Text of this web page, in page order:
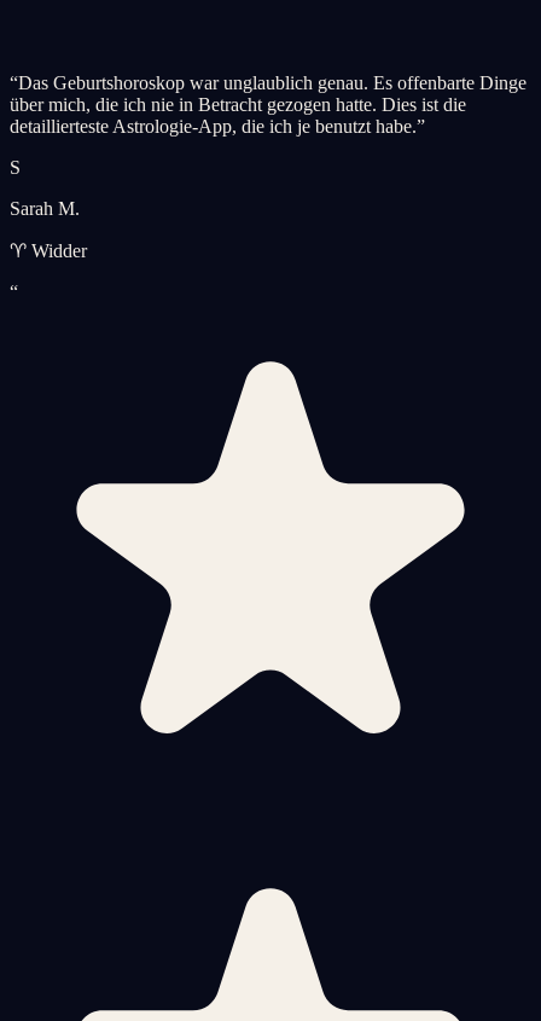
“Das Geburtshoroskop war unglaublich genau. Es offenbarte Dinge
über mich, die ich nie in Betracht gezogen hatte. Dies ist die
detaillierteste Astrologie-App, die ich je benutzt habe.”
S
Sarah M.
♈ Widder
“